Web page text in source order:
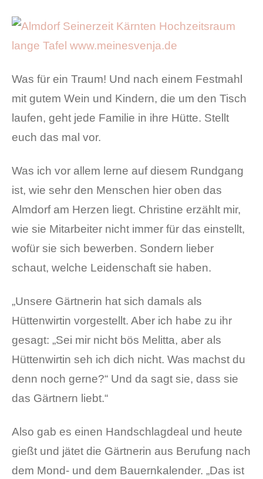
Was für ein Traum! Und nach einem Festmahl
mit gutem Wein und Kindern, die um den Tisch
laufen, geht jede Familie in ihre Hütte. Stellt
euch das mal vor.
Was ich vor allem lerne auf diesem Rundgang
ist, wie sehr den Menschen hier oben das
Almdorf am Herzen liegt. Christine erzählt mir,
wie sie Mitarbeiter nicht immer für das einstellt,
wofür sie sich bewerben. Sondern lieber
schaut, welche Leidenschaft sie haben.
„Unsere Gärtnerin hat sich damals als
Hüttenwirtin vorgestellt. Aber ich habe zu ihr
gesagt: „Sei mir nicht bös Melitta, aber als
Hüttenwirtin seh ich dich nicht. Was machst du
denn noch gerne?“ Und da sagt sie, dass sie
das Gärtnern liebt.“
Also gab es einen Handschlagdeal und heute
gießt und jätet die Gärtnerin aus Berufung nach
dem Mond- und dem Bauernkalender. „Das ist